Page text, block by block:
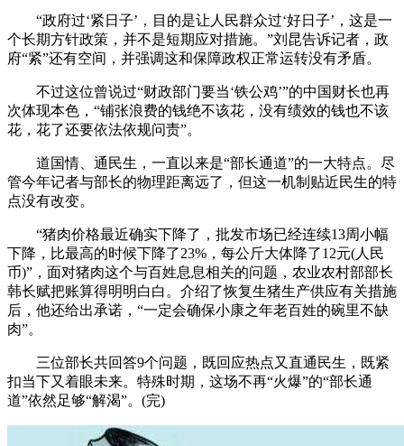
“政府过‘紧日子’，目的是让人民群众过‘好日子’，这是一
个长期方针政策，并不是短期应对措施。”刘昆告诉记者，政
府“紧”还有空间，并强调这和保障政权正常运转没有矛盾。
不过这位曾说过“财政部门要当‘铁公鸡’”的中国财长也再
次体现本色，“铺张浪费的钱绝不该花，没有绩效的钱也不该
花，花了还要依法依规问责”。
道国情、通民生，一直以来是“部长通道”的一大特点。尽
管今年记者与部长的物理距离远了，但这一机制贴近民生的特
点没有改变。
“猪肉价格最近确实下降了，批发市场已经连续13周小幅
下降，比最高的时候下降了23%，每公斤大体降了12元(人民
币)”，面对猪肉这个与百姓息息相关的问题，农业农村部部长
韩长赋把账算得明明白白。介绍了恢复生猪生产供应有关措施
后，他还给出承诺，“一定会确保小康之年老百姓的碗里不缺
肉”。
三位部长共回答9个问题，既回应热点又直通民生，既紧
扣当下又着眼未来。特殊时期，这场不再“火爆”的“部长通
道”依然足够“解渴”。(完)